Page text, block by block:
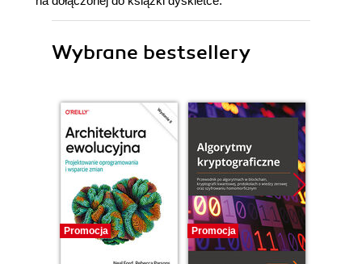
Wybrane bestsellery
Promocja Promocja